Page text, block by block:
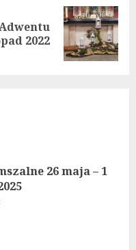
2022
26 maja – 1